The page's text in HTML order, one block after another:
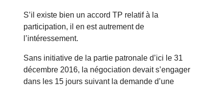
S’il existe bien un accord TP relatif à la
participation, il en est autrement de
l’intéressement.
Sans initiative de la partie patronale d’ici le 31
décembre 2016, la négociation devait s’engager
dans les 15 jours suivant la demande d’une